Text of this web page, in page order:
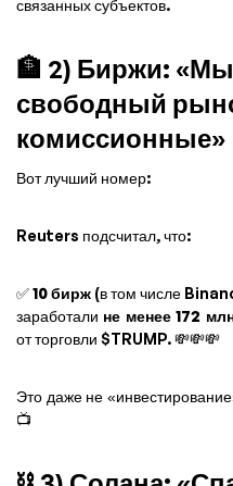
связанных субъектов.
🏦 2) Биржи:
свободный
комиссионные»
Вот лучший номер:
Reuters подсчитал, что:
✅10 бирж (в том числе
заработали не менее 172
от торговли $TRUMP. 💸💸💸
Это даже не
📺